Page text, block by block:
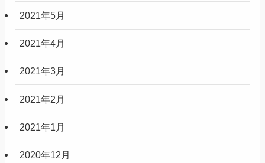
2021年5月
2021年4月
2021年3月
2021年2月
2021年1月
2020年12月